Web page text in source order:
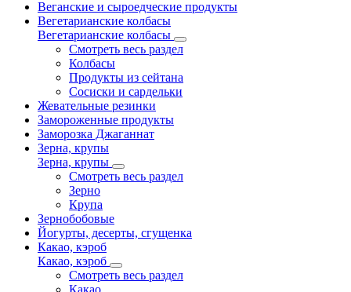
Веганские и сыроедческие продукты
Вегетарианские колбасы
Вегетарианские колбасы
Смотреть весь раздел
Колбасы
Продукты из сейтана
Сосиски и сардельки
Жевательные резинки
Замороженные продукты
Заморозка Джаганнат
Зерна, крупы
Зерна, крупы
Смотреть весь раздел
Зерно
Крупа
Зернобобовые
Йогурты, десерты, сгущенка
Какао, кэроб
Какао, кэроб
Смотреть весь раздел
Какао